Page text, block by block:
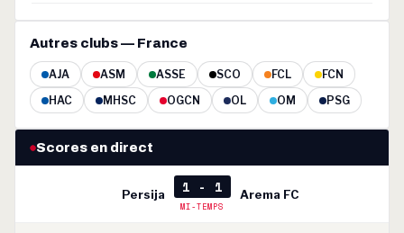
Autres clubs — France
AJA ASM ASSE SCO FCL
FCN
HAC
MHSC OGCN OL OM PSG
Scores en direct
Persija 1 - 1
MI-TEMPS
Arema FC